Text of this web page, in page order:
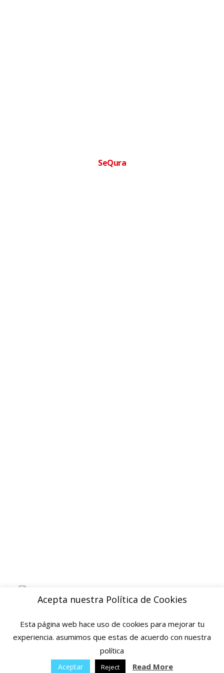
SeQura
© 2025 Ofertas Ortopedia · Todos los derechos reservados · Tarragona,
Espana
Acepta nuestra Política de Cookies
Esta página web hace uso de cookies para mejorar tu
experiencia. asumimos que estas de acuerdo con nuestra
política
Aceptar Reject Read More